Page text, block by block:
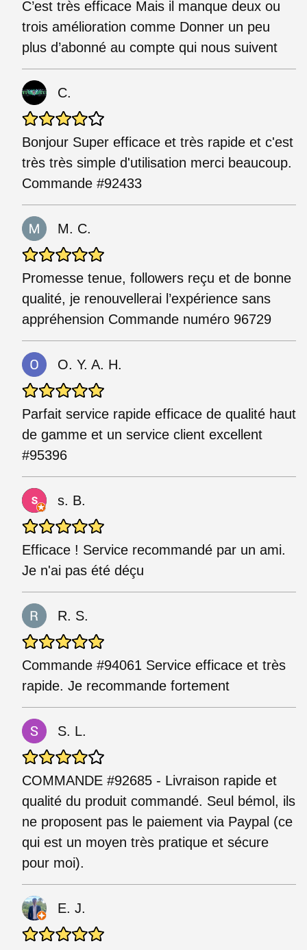
C’est très efficace Mais il manque deux ou
trois amélioration comme Donner un peu
plus d’abonné au compte qui nous suivent
C.
Bonjour Super efficace et très rapide et c'est
très très simple d'utilisation merci beaucoup.
Commande #92433
M. C.
Promesse tenue, followers reçu et de bonne
qualité, je renouvellerai l’expérience sans
appréhension Commande numéro 96729
O. Y. A. H.
Parfait service rapide efficace de qualité haut
de gamme et un service client excellent
#95396
s. B.
Efficace ! Service recommandé par un ami.
Je n'ai pas été déçu
R. S.
Commande #94061 Service efficace et très
rapide. Je recommande fortement
S. L.
COMMANDE #92685 - Livraison rapide et
qualité du produit commandé. Seul bémol, ils
ne proposent pas le paiement via Paypal (ce
qui est un moyen très pratique et sécure
pour moi).
E. J.